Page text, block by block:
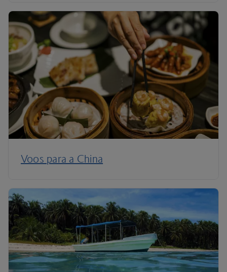
Voos para a China